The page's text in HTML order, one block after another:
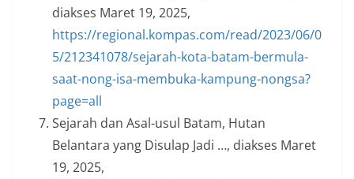
diakses Maret 19, 2025,
https://regional.kompas.com/read/2023/06/0
5/212341078/sejarah-kota-batam-bermula-
saat-nong-isa-membuka-kampung-nongsa?
page=all
Sejarah dan Asal-usul Batam, Hutan
Belantara yang Disulap Jadi …, diakses Maret
19, 2025,